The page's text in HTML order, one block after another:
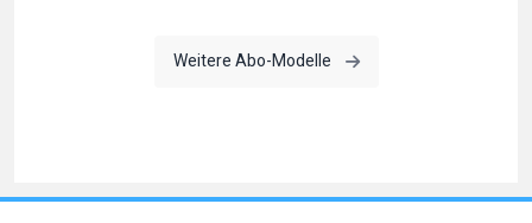
Weitere Abo-Modelle